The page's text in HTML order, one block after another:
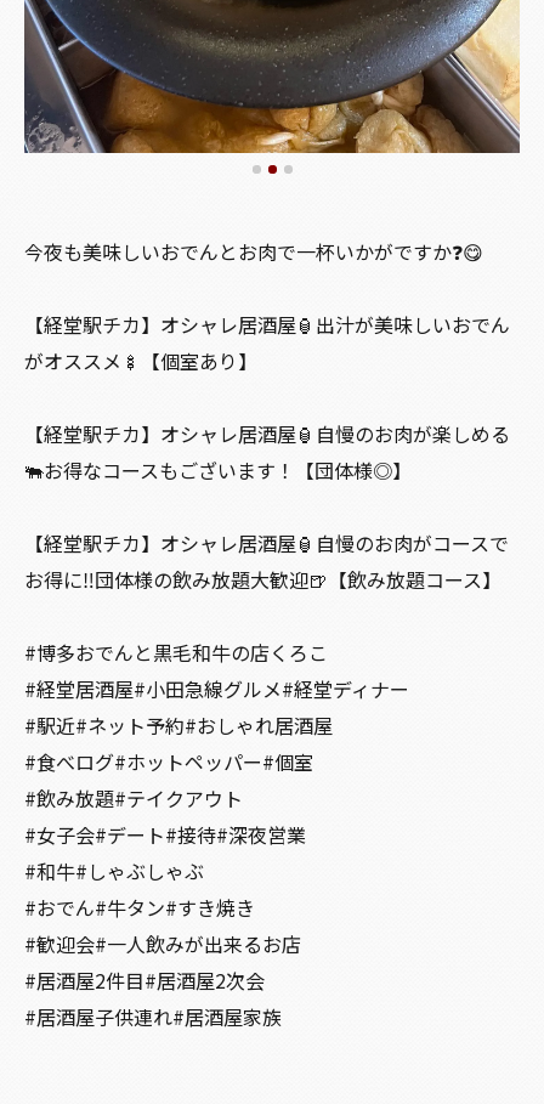
今夜も美味しいおでんとお肉で一杯いかがですか❓😋
【経堂駅チカ】オシャレ居酒屋🏮出汁が美味しいおでん
がオススメ🍢【個室あり】
【経堂駅チカ】オシャレ居酒屋🏮自慢のお肉が楽しめる
🐃お得なコースもございます！【団体様◎】
【経堂駅チカ】オシャレ居酒屋🏮自慢のお肉がコースで
お得に‼️団体様の飲み放題大歓迎🍺【飲み放題コース】
#博多おでんと黒毛和牛の店くろこ
#経堂居酒屋#小田急線グルメ#経堂ディナー
#駅近#ネット予約#おしゃれ居酒屋
#食べログ#ホットペッパー#個室
#飲み放題#テイクアウト
#女子会#デート#接待#深夜営業
#和牛#しゃぶしゃぶ
#おでん#牛タン#すき焼き
#歓迎会#一人飲みが出来るお店
#居酒屋2件目#居酒屋2次会
#居酒屋子供連れ#居酒屋家族